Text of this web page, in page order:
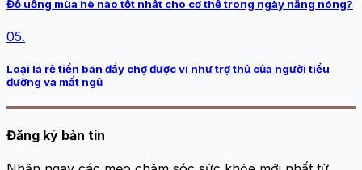
Đồ uống mùa hè nào tốt nhất cho cơ thể trong ngày nắng nóng?
05.
Loại lá rẻ tiền bán đầy chợ được ví như trợ thủ của người tiểu
đường và mất ngủ
Đăng ký bản tin